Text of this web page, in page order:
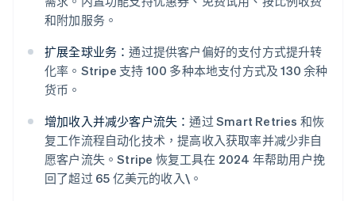
和附加服务。
扩展全球业务：通过提供客户偏好的支付方式提升转
化率。Stripe 支持 100 多种本地支付方式及 130 余种
货币。
增加收入并减少客户流失：通过 Smart Retries 和恢
复工作流程自动化技术，提高收入获取率并减少非自
愿客户流失。Stripe 恢复工具在 2024 年帮助用户挽
回了超过 65 亿美元的收入\。
阿联酋
爱尔兰
English
爱沙尼亚
English
奥地利